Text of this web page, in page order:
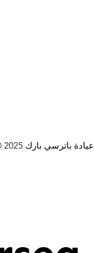
© 2025 عيادة باترسي بارك